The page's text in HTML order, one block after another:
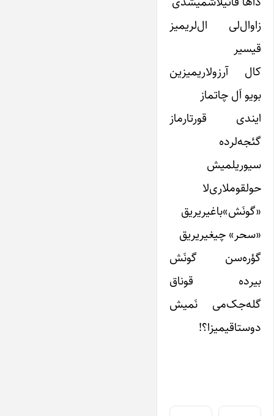
زاوال‌لی ال‌لریمیز
قیسیر
کال آرزولاریمیزین
بویو اَل چاتماز
ایندی قورتارماز
گئجه‌لرده
سیوریلمیش
حولقوملاری‌لا
«گونَش»باغیریریق
«سحر» چیغیریریق
گؤره‌سن گونَش
بیرده قوناق
گله‌جک‌می نَمیش
دوستاقیمیزا؟!